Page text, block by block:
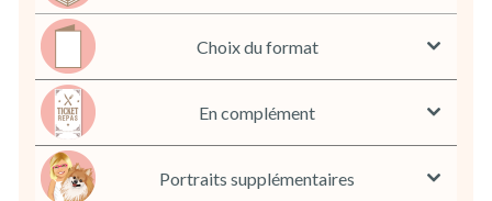
Choix du format
En complément
Portraits supplémentaires